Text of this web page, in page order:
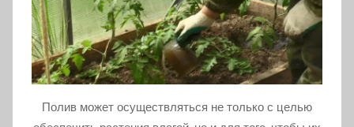
Полив может осуществляться не только с целью